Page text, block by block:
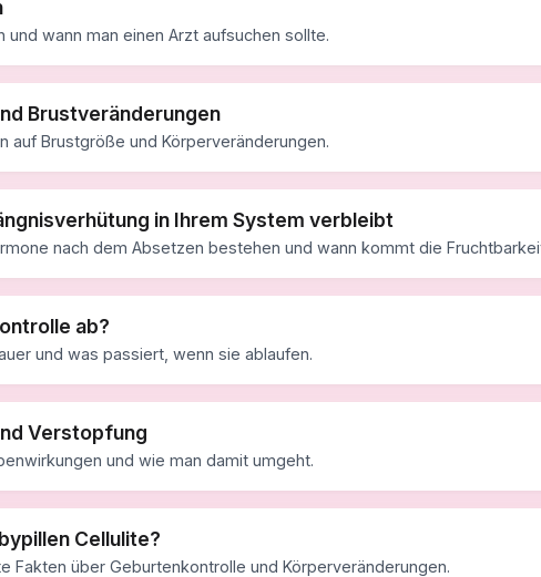
und wann man einen Arzt aufsuchen sollte.
Brustveränderungen
auf Brustgröße und Körperveränderungen.
in Ihrem System verbleibt
nach dem Absetzen bestehen und wann kommt die
ab?
und was passiert, wenn sie ablaufen.
Verstopfung
und wie man damit umgeht.
Cellulite?
Fakten über Geburtenkontrolle und Körperveränderungen.